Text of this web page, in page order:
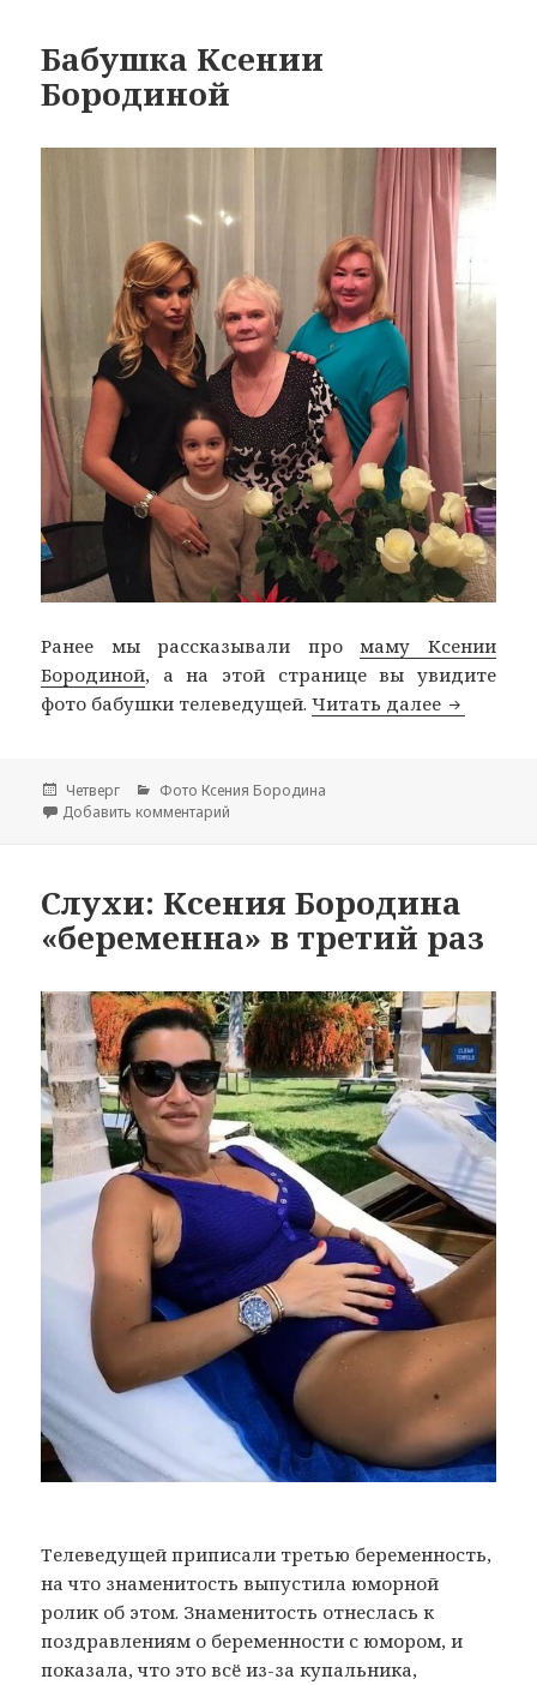
Бабушка Ксении
Бородиной
Ранее мы рассказывали промаму Ксении
Бородиной, а на этой странице вы увидите
фото бабушки телеведущей.Читать далее Бабушка
Опубликовано
Четверг Рубрики
Фото Ксения Бородина
Добавить комментарий
Слухи: Ксения Бородина
«беременна» в третий раз
Телеведущей приписали третью беременность,
на что знаменитость выпустила юморной
ролик об этом. Знаменитость отнеслась к
поздравлениям о беременности с юмором, и
показала, что это всё из-за купальника,